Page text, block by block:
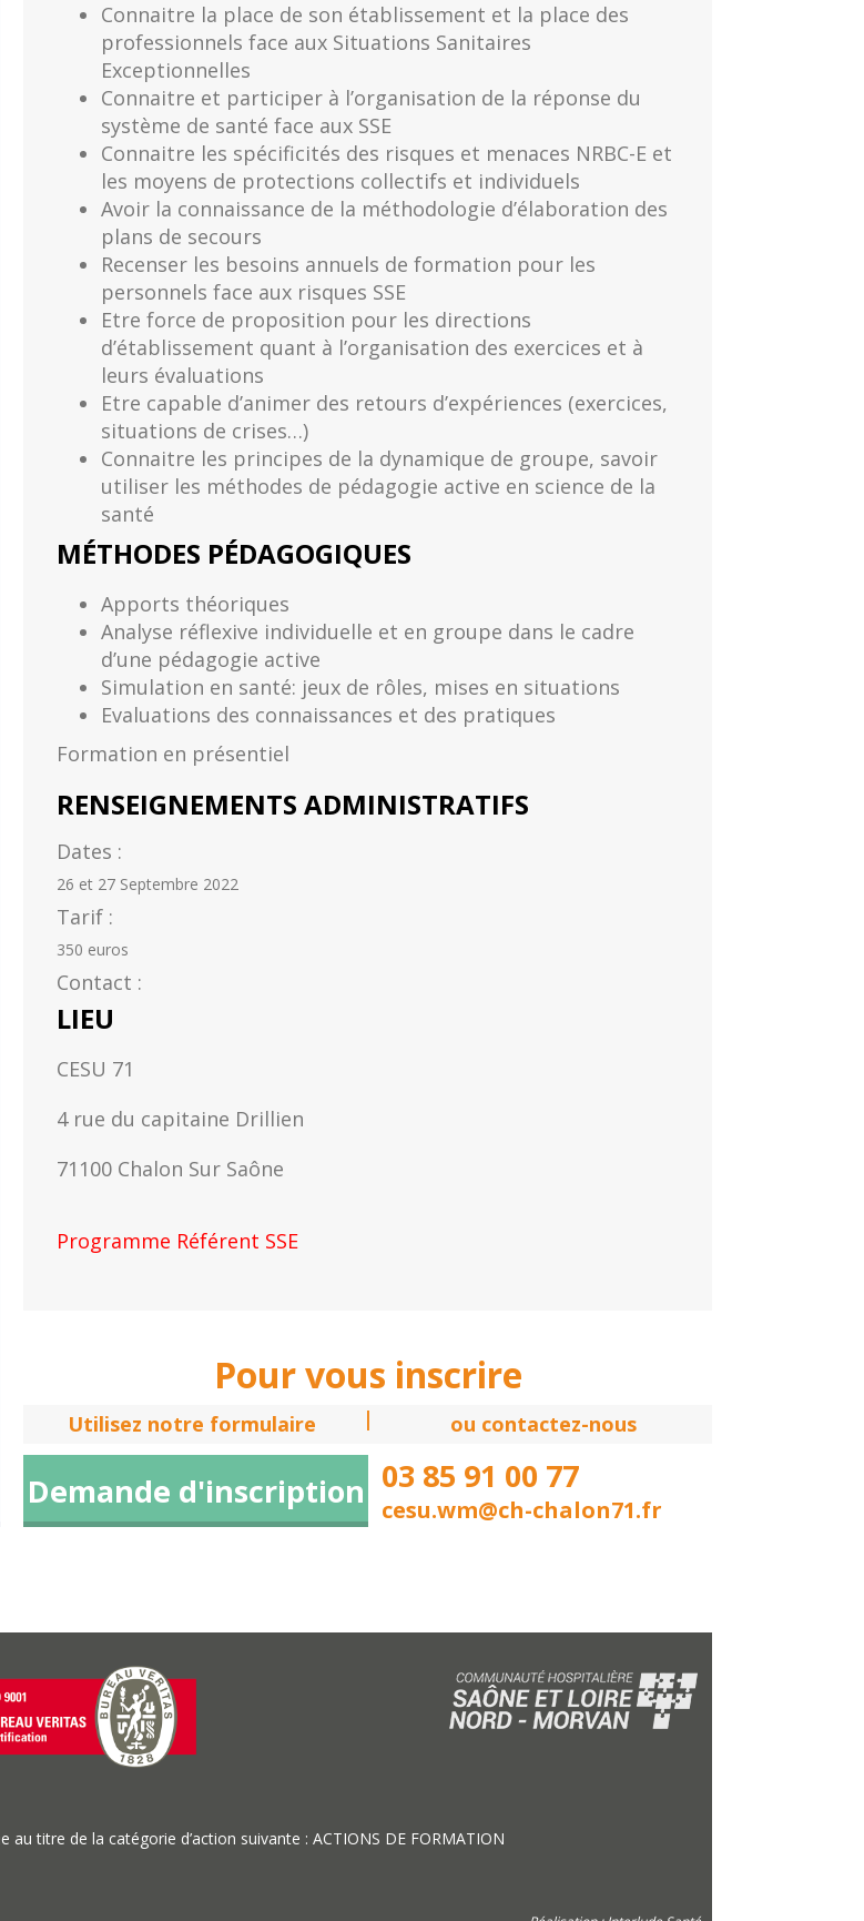
Connaitre la place de son établissement et la place des
professionnels face aux Situations Sanitaires
Exceptionnelles
Connaitre et participer à l’organisation de la réponse du
système de santé face aux SSE
Connaitre les spécificités des risques et menaces NRBC-E et
les moyens de protections collectifs et individuels
Avoir la connaissance de la méthodologie d’élaboration des
plans de secours
Recenser les besoins annuels de formation pour les
personnels face aux risques SSE
Etre force de proposition pour les directions
d’établissement quant à l’organisation des exercices et à
leurs évaluations
Etre capable d’animer des retours d’expériences (exercices,
situations de crises…)
Connaitre les principes de la dynamique de groupe, savoir
utiliser les méthodes de pédagogie active en science de la
santé
MÉTHODES PÉDAGOGIQUES
Apports théoriques
Analyse réflexive individuelle et en groupe dans le cadre
d’une pédagogie active
Simulation en santé: jeux de rôles, mises en situations
Evaluations des connaissances et des pratiques
Formation en présentiel
RENSEIGNEMENTS ADMINISTRATIFS
Dates :
26 et 27 Septembre 2022
Tarif :
350 euros
Contact :
LIEU
CESU 71
4 rue du capitaine Drillien
71100 Chalon Sur Saône
Programme Référent SSE
Pour vous inscrire
Utilisez notre formulaire | ou contactez-nous
Demande d'inscription 03 85 91 00 77
cesu.wm@ch-chalon71.fr
titre de la catégorie d’action suivante : ACTIONS DE FORMATION